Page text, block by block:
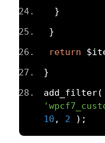
}
}
return
}
add_filter(
10 , 2 );